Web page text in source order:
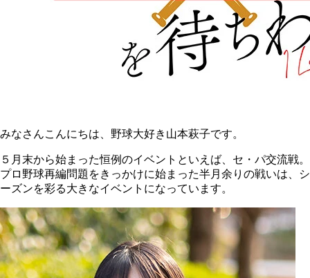
みなさんこんにちは、野球大好き山本萩子です。
５月末から始まった恒例のイベントといえば、セ・パ交流戦。
プロ野球再編問題をきっかけに始まった半月余りの戦いは、シ
ーズンを彩る大きなイベントになっています。